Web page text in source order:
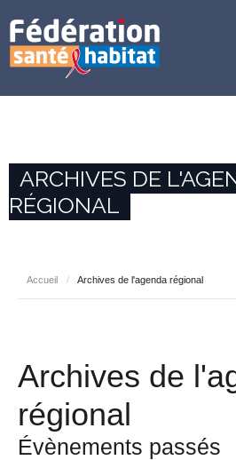
ARCHIVES DE
RÉGIONAL
Accueil / Archives de l'agenda régional
Archives de
régional
Évènements passés